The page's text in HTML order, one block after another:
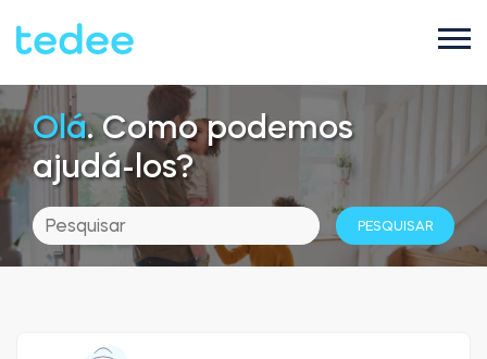
COMO FUNCIONA?
Casa
PRODUTOS
Fechaduras
Tedee GO2
Olá. Como podemos
ajudá-los?